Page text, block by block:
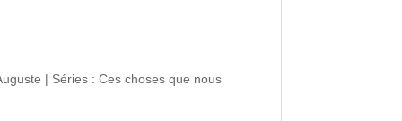
| Séries : Ces choses que nous